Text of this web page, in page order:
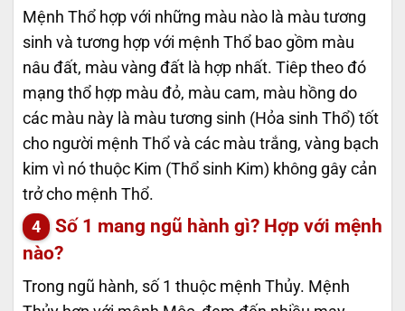
Mệnh Thổ hợp với những màu nào là màu tương
sinh và tương hợp với mệnh Thổ bao gồm màu
nâu đất, màu vàng đất là hợp nhất. Tiêp theo đó
mạng thổ hợp màu đỏ, màu cam, màu hồng do
các màu này là màu tương sinh (Hỏa sinh Thổ) tốt
cho người mệnh Thổ và các màu trắng, vàng bạch
kim vì nó thuộc Kim (Thổ sinh Kim) không gây cản
trở cho mệnh Thổ.
Số 1 mang ngũ hành gì? Hợp với mệnh
nào?
Trong ngũ hành, số 1 thuộc mệnh Thủy. Mệnh